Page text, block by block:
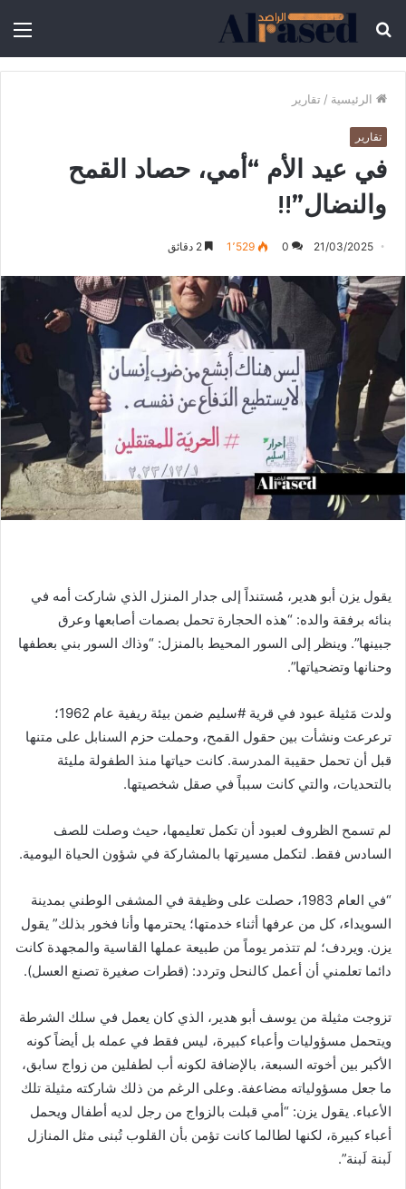
الرئيسية / تقارير
تقارير
في عيد الأم “أمي، حصاد القمح
والنضال”!!
21/03/2025
0 1٬529
يقول يزن أبو هدير، مُستنداً إلى جدار المنزل الذي شاركت أمه في
بنائه برفقة والده: “هذه الحجارة تحمل بصمات أصابعها وعرق
جبينها”. وينظر إلى السور المحيط بالمنزل: “وذاك السور بني بعطفها
وحنانها وتضحياتها”.
ولدت مَثيلة عبود في قرية #سليم ضمن بيئة ريفية عام 1962؛
ترعرعت ونشأت بين حقول القمح، وحملت حزم السنابل على متنها
قبل أن تحمل حقيبة المدرسة. كانت حياتها منذ الطفولة مليئة
بالتحديات، والتي كانت سبباً في صقل شخصيتها.
لم تسمح الظروف لعبود أن تكمل تعليمها، حيث وصلت للصف
السادس فقط. لتكمل مسيرتها بالمشاركة في شؤون الحياة اليومية.
“في العام 1983، حصلت على وظيفة في المشفى الوطني بمدينة
السويداء، كل من عرفها أثناء خدمتها؛ يحترمها وأنا فخور بذلك” يقول
يزن. ويردف؛ لم تتذمر يوماً من طبيعة عملها القاسية والمجهدة كانت
دائما تعلمني أن أعمل كالنحل وتردد: (قطرات صغيرة تصنع العسل).
تزوجت مثيلة من يوسف أبو هدير، الذي كان يعمل في سلك الشرطة
ويتحمل مسؤوليات وأعباء كبيرة، ليس فقط في عمله بل أيضاً كونه
الأكبر بين أخوته السبعة، بالإضافة لكونه أب لطفلين من زواج سابق،
ما جعل مسؤولياته مضاعفة. وعلى الرغم من ذلك شاركته مثيلة تلك
الأعباء. يقول يزن: “أمي قبلت بالزواج من رجل لديه أطفال ويحمل
أعباء كبيرة، لكنها لطالما كانت تؤمن بأن القلوب تُبنى مثل المنازل
لَبنة لَبنة”.